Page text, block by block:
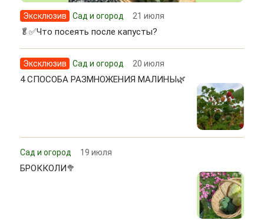
Эксклюзив Сад и огород 21 июля
🥬✅Что посеять после капусты?
Эксклюзив Сад и огород 20 июля
4 СПОСОБА РАЗМНОЖЕНИЯ МАЛИНЫ🌿
Сад и огород 19 июля
БРОККОЛИ🥦